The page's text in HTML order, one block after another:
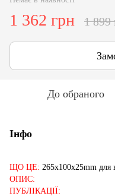
1 362 грн 1 899
До обраного
Інфо
ЩО ЦЕ: 265x100x25mm для
ОПИС:
ПУБЛІКАЦІЇ: